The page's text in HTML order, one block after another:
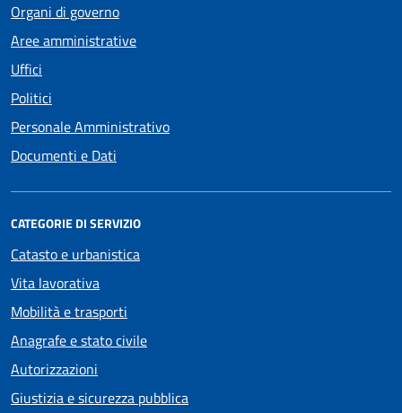
Organi di governo
Aree amministrative
Uffici
Politici
Personale Amministrativo
Documenti e Dati
CATEGORIE DI SERVIZIO
Catasto e urbanistica
Vita lavorativa
Mobilità e trasporti
Anagrafe e stato civile
Autorizzazioni
Giustizia e sicurezza pubblica